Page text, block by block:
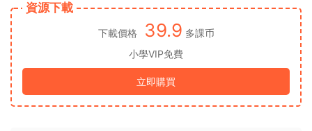
資源下載
下載價格 39.9 多課币
小學VIP免費
立即購買